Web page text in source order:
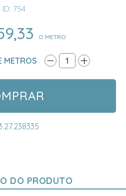
ID: 754
O METRO
METROS 1
DO PRODUTO